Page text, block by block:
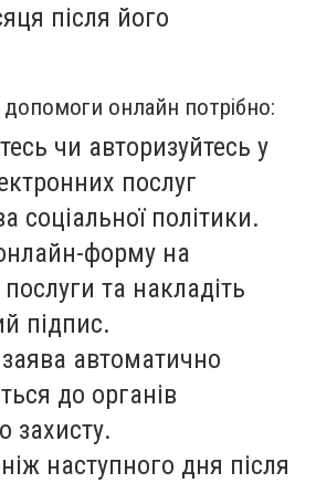
після його
онлайн потрібно:
чи авторизуйтесь у
послуг
соціальної політики.
форму на
та накладіть
підпис.
автоматично
до органів
захисту.
наступного дня після